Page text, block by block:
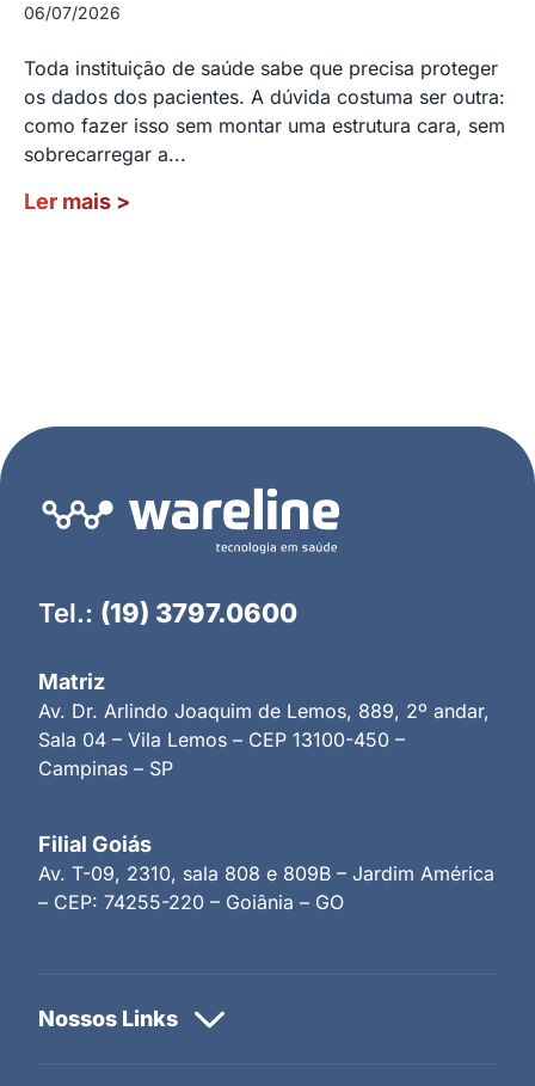
06/07/2026
Toda instituição de saúde sabe que precisa proteger
os dados dos pacientes. A dúvida costuma ser outra:
como fazer isso sem montar uma estrutura cara, sem
sobrecarregar a...
Ler mais >
Tel.: (19) 3797.0600
Matriz
Av. Dr. Arlindo Joaquim de Lemos, 889, 2º andar,
Sala 04 – Vila Lemos – CEP 13100-450 –
Campinas – SP
Filial Goiás
Av. T-09, 2310, sala 808 e 809B – Jardim América
– CEP: 74255-220 – Goiânia – GO